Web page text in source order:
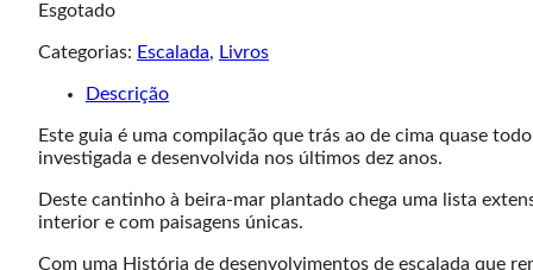
Esgotado
Categorias: Escalada, Livros
Descrição
Este guia é uma compilação que trás ao de cima quase
investigada e desenvolvida nos últimos dez anos.
Deste cantinho à beira-mar plantado chega uma lista
interior e com paisagens únicas.
Com uma História de desenvolvimentos de escalada que